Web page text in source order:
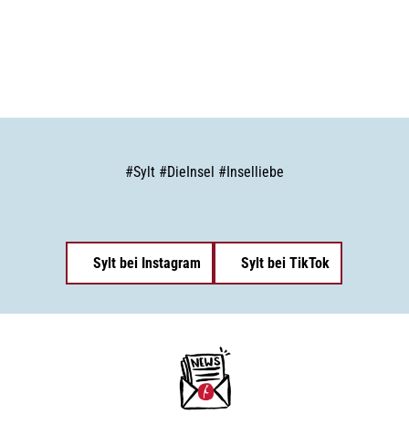
#Sylt #DieInsel #Inselliebe
Sylt bei Instagram Sylt bei TikTok